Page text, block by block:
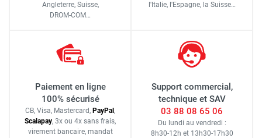
Angleterre, Suisse,
DROM-COM…
l'Italie, l'Espagne, la Suisse…
Paiement en ligne
100% sécurisé
CB, Visa, Mastercard, PayPal ,
Scalapay, 3x ou 4x sans frais,
virement bancaire, mandat
Support commercial,
technique et SAV
03 88 08 65 06
Du lundi au vendredi :
8h30-12h et 13h30-17h30